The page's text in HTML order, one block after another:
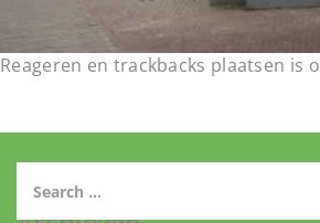
Reageren en trackbacks plaatsen is